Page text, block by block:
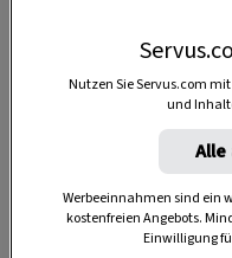
Nutzen Sie Servus.com
und
Werbeeinnahmen sind ein
kostenfreien Angebots.
Einwilligung